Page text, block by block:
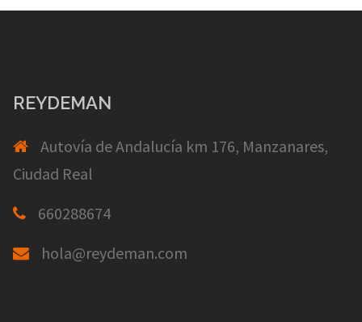
REYDEMAN
Autovía de Andalucía km 176, Manzanares,
Ciudad Real
660288674
hola@reydeman.com